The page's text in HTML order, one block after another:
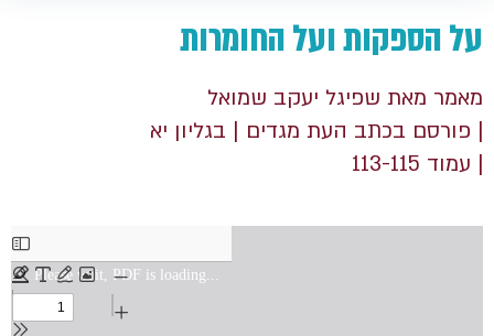
על הספקות ועל החומרות
מאמר מאת שפיגל יעקב שמואל
| פורסם בכתב העת מגדים | בגליון יא
| עמוד 113-115